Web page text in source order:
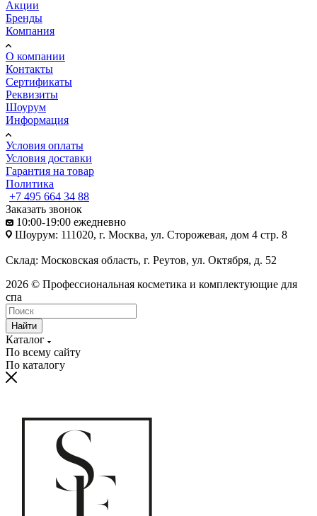
Акции
Бренды
Компания
О компании
Контакты
Сертификаты
Реквизиты
Шоурум
Информация
Условия оплаты
Условия доставки
Гарантия на товар
Политика
+7 495 664 34 88
Заказать звонок
10:00-19:00 ежедневно
Шоурум: 111020, г. Москва, ул. Сторожевая, дом 4 стр. 8
Склад: Московская область, г. Реутов, ул. Октября, д. 52
2026 © Профессиональная косметика и комплектующие для
спа
Найти
Каталог
По всему сайту
По каталогу